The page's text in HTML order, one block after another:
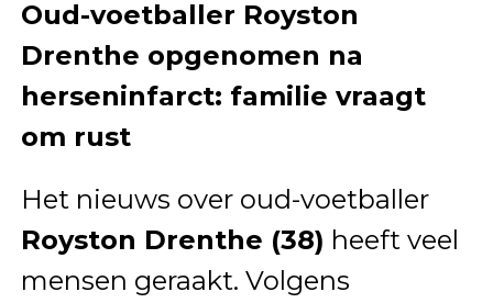
Oud-voetballer Royston
Drenthe opgenomen na
herseninfarct: familie vraagt
om rust
Het nieuws over oud-voetballer
Royston Drenthe (38) heeft veel
mensen geraakt. Volgens